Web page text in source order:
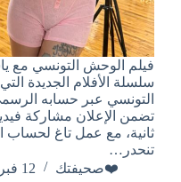
فيلم الوحش التونسي مع
سلسلة الأفلام الجديدة
التونسي عبر حسابه
ثانية، مع عمل تاغ لحساب
تنحدر…
❤️صحيفتك
12 فبراير، 2026